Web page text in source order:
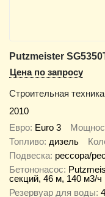
Putzmeister
Цена по запросу
Строительная
2010
Евро Euro 3
Топливо дизель
Подвеска рессора/
Бетононасос
секций, 46 м, 140 м3/ч
Резервуар для воды